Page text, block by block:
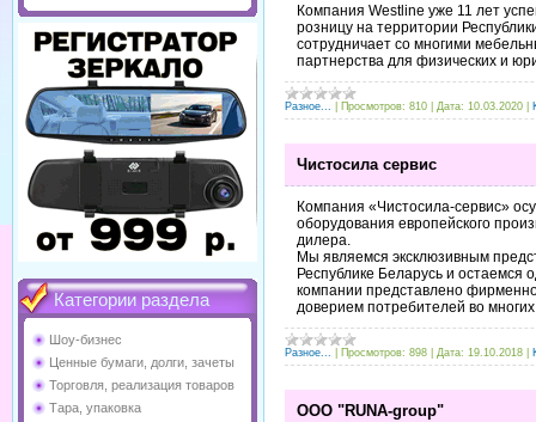
Категории раздела
Шоу-бизнес
Ценные бумаги, долги, зачеты
Торговля, реализация товаров
Тара, упаковка
Компания Westline уже 11 лет
розницу на территории
сотрудничает со многими
партнерства для физических и
Разное... Просмотров: 810 Дата: 10.03.2020
Чистосила сервис
Компания «Чистосила-сервис»
оборудования европейского
дилера.
Мы являемся эксклюзивным
Республике Беларусь и остаемся
компании представлено
доверием потребителей во
Разное... Просмотров: 898 Дата: 19.10.2018
OOO "RUNA-group"